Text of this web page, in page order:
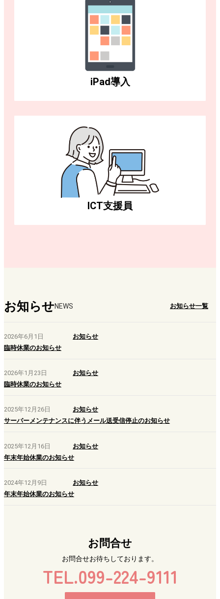
iPad導入
ICT支援員
お知らせNEWS お知らせ一覧
2026年6月1日
お知らせ
臨時休業のお知らせ
2026年1月23日
お知らせ
臨時休業のお知らせ
2025年12月26日
お知らせ
サーバーメンテナンスに伴うメール送受信停止のお知らせ
2025年12月16日
お知らせ
年末年始休業のお知らせ
2024年12月9日
お知らせ
年末年始休業のお知らせ
お問合せ
お問合せお待ちしております。
TEL.099-224-9111